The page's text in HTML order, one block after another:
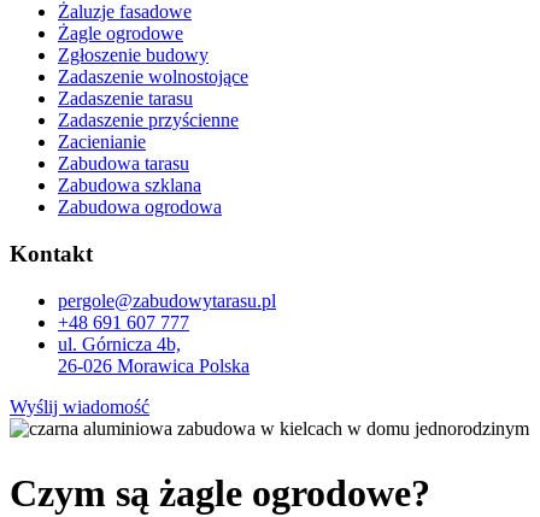
Żaluzje fasadowe
Żagle ogrodowe
Zgłoszenie budowy
Zadaszenie wolnostojące
Zadaszenie tarasu
Zadaszenie przyścienne
Zacienianie
Zabudowa tarasu
Zabudowa szklana
Zabudowa ogrodowa
Kontakt
pergole@zabudowytarasu.pl
+48 691 607 777
ul. Górnicza 4b,
26-026 Morawica Polska
Wyślij wiadomość
Czym są żagle ogrodowe?